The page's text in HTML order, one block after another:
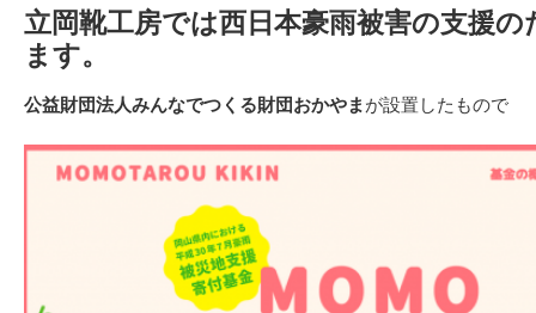
立岡靴工房では西日本豪雨被害の支援
ます。
公益財団法人みんなでつくる財団おかやま が設置したもので